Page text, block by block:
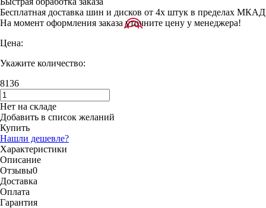
Бесплатная доставка шин и дисков от 4х штук в пределах МКАД
На момент оформления заказа уточните цену у менеджера!
Цена:
Укажите количество:
8136
Нет на складе
Добавить в список желаний
Купить
Нашли дешевле?
Характеристики
Описание
Отзывы0
Доставка
Оплата
Гарантия